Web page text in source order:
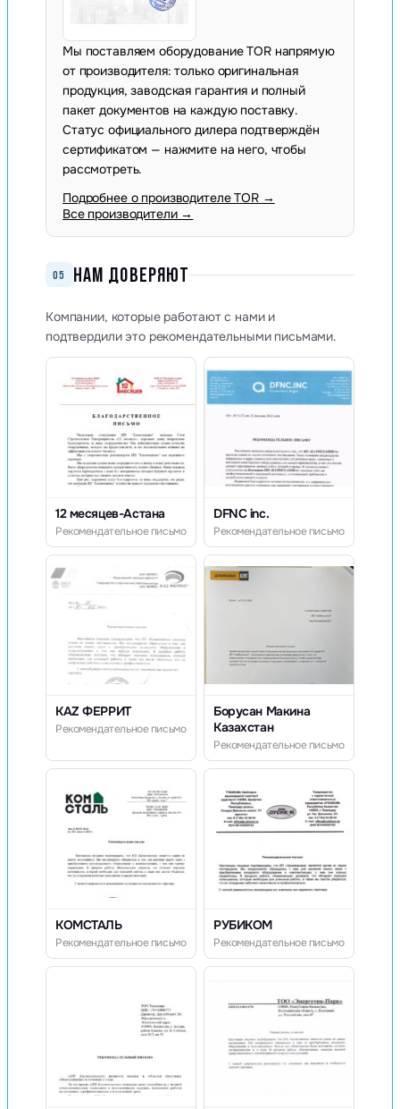
Мы поставляем оборудование TOR напрямую
от производителя: только оригинальная
продукция, заводская гарантия и полный
пакет документов на каждую поставку.
Статус официального дилера подтверждён
сертификатом — нажмите на него, чтобы
рассмотреть.
Подробнее о производителе TOR →
Все производители →
05 НАМ ДОВЕРЯЮТ
Компании, которые работают с нами и
подтвердили это рекомендательными письмами.
12 месяцев-Астана
Рекомендательное письмо
DFNC inc.
Рекомендательное письмо
KAZ ФЕРРИТ
Рекомендательное письмо
Борусан Макина
Казахстан
Рекомендательное письмо
КОМСТАЛЬ
Рекомендательное письмо
РУБИКОМ
Рекомендательное письмо